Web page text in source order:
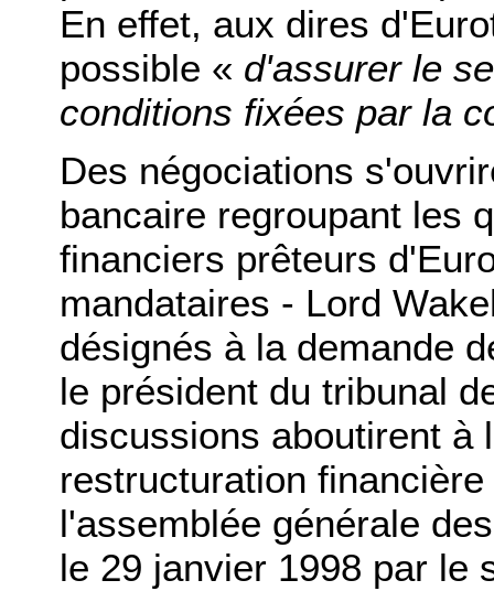
En effet, aux dires
possible « d'assurer le
conditions fixées par la
Des négociations
bancaire regroupant les
financiers prêteurs
mandataires - Lord
désignés à la demande
le président du tribunal
discussions aboutirent à
restructuration
l'assemblée générale
le 29 janvier 1998 par le